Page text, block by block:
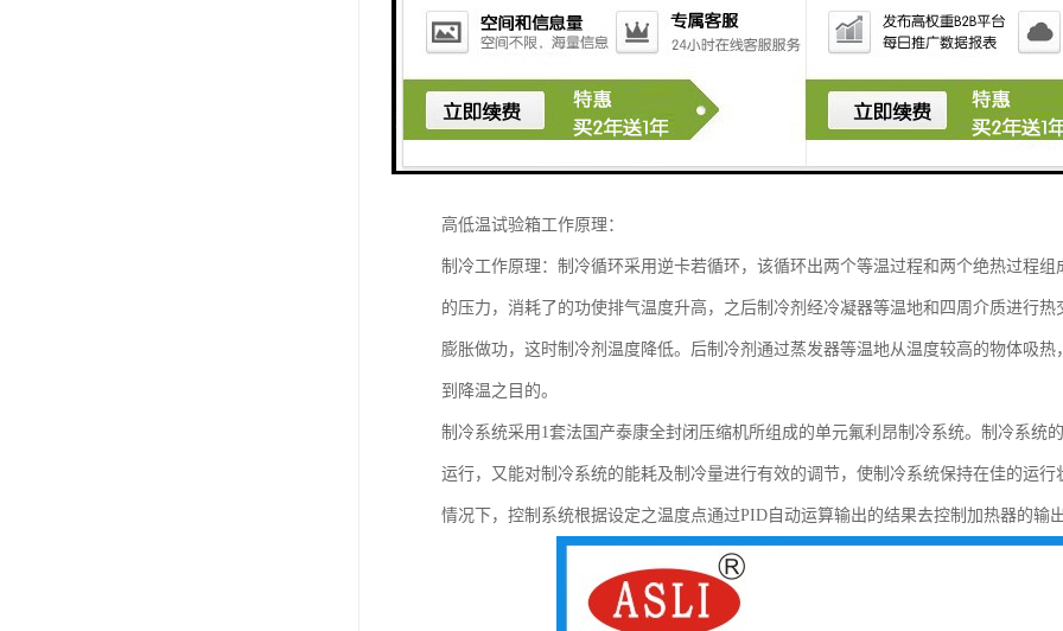
高低温试验箱工作原理：
制冷工作原理：制冷循环采用逆卡若循环，该循环出两个等温过程和两个绝热过程
的压力，消耗了的功使排气温度升高，之后制冷剂经冷凝器等温地和四周介质进行
膨胀做功，这时制冷剂温度降低。后制冷剂通过蒸发器等温地从温度较高的物体吸
到降温之目的。
制冷系统采用1套法国产泰康全封闭压缩机所组成的单元氟利昂制冷系统。制冷系统
运行，又能对制冷系统的能耗及制冷量进行有效的调节，使制冷系统保持在佳的运
情况下，控制系统根据设定之温度点通过PID自动运算输出的结果去控制加热器的输